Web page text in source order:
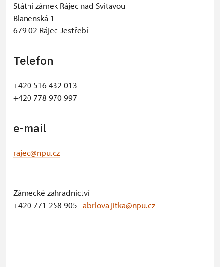
Státní zámek Rájec nad Svitavou
Blanenská 1
679 02 Rájec-Jestřebí
Telefon
+420 516 432 013
+420 778 970 997
e-mail
rajec@npu.cz
Zámecké zahradnictví
+420 771 258 905 abrlova.jitka@npu.cz